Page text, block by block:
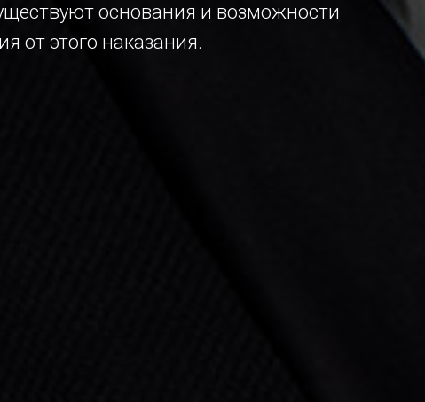
основания и возможности
от этого наказания.